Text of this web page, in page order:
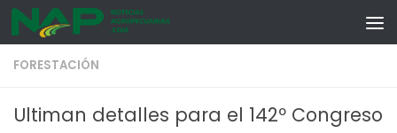
Skip to content
FORESTACIÓN
Ultiman detalles para el 142º Congreso